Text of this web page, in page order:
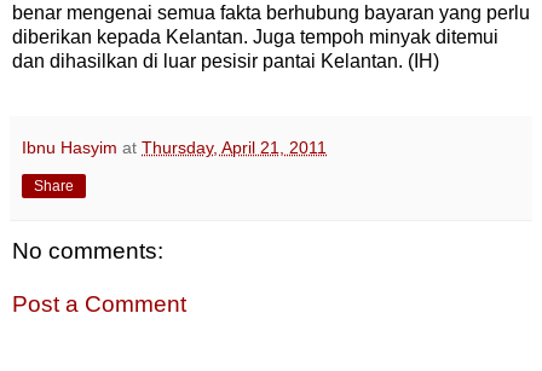
benar mengenai semua fakta berhubung bayaran yang perlu
diberikan kepada Kelantan. Juga tempoh minyak ditemui
dan dihasilkan di luar pesisir pantai Kelantan. (IH)
Ibnu Hasyim at Thursday, April 21, 2011
Share
No comments:
Post a Comment